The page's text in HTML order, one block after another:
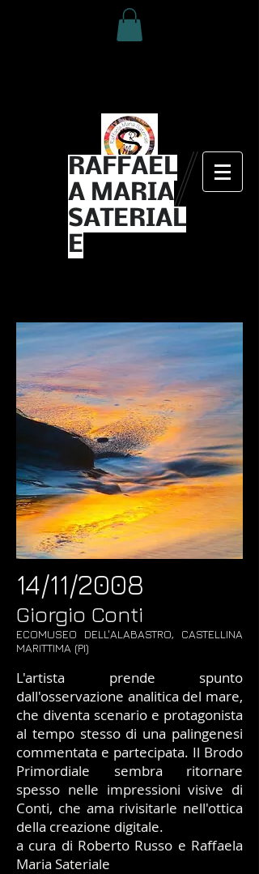
RAFFAEL
A MARIA
SATERIAL
E
14/11/2008
Giorgio Conti
ECOMUSEO DELL'ALABASTRO, CASTELLINA
MARITTIMA (PI)
L'artista prende spunto
dall'osservazione analitica del mare,
che diventa scenario e protagonista
al tempo stesso di una palingenesi
commentata e partecipata. Il Brodo
Primordiale sembra ritornare
spesso nelle impressioni visive di
Conti, che ama rivisitarle nell'ottica
della creazione digitale.
a cura di Roberto Russo e Raffaela
Maria Sateriale